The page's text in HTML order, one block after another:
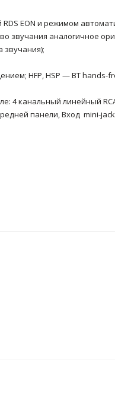
EON и режимом
звучания аналогичное
звучания);
HFP, HSP — BT hands-
4 канальный линейный
панели, Вход mini-